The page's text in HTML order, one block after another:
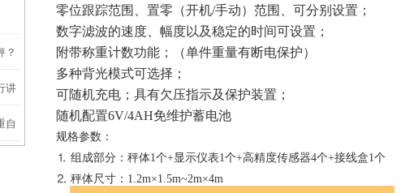
？
讲
自
零位跟踪范围、置零（开机/手动）范围、可分别设置；
数字滤波的速度、幅度以及稳定的时间可设置；
附带称重计数功能；（单件重量有断电保护）
多种背光模式可选择；
可随机充电；具有欠压指示及保护装置；
随机配置6V/4AH免维护蓄电池
规格参数：
⒈ 组成部分：秤体1个+显示仪表1个+高精度传感器4个+接线盒1个
⒉ 秤体尺寸：1.2m×1.5m~2m×4m